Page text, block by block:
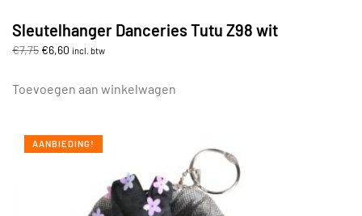
Sleutelhanger Danceries Tutu Z98 wit
€7,75 Oorspronkelijke
€7,75.
€6,60 Huidige
incl. btw
Toevoegen aan winkelwagen
AANBIEDING!